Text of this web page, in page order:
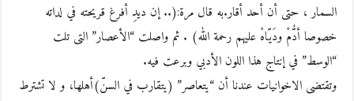
السمار ، حتى أن أحد أقار.به قال مرة:(.. إن ديدِ أفرغ قريحته في لداته
خصوصا أدُّمْ ودَيّاهْ عليهم رحمة الله) . ثم واصلت “الأعصار” التى تلت
“الوسط” في إنتاج هذا اللون الأدبي وبرعت فيه.
وتقتضى الاخوانيات عندنا أن “يتعاصر” (يتقارب في السنّ)أهلها، و لا تشترط